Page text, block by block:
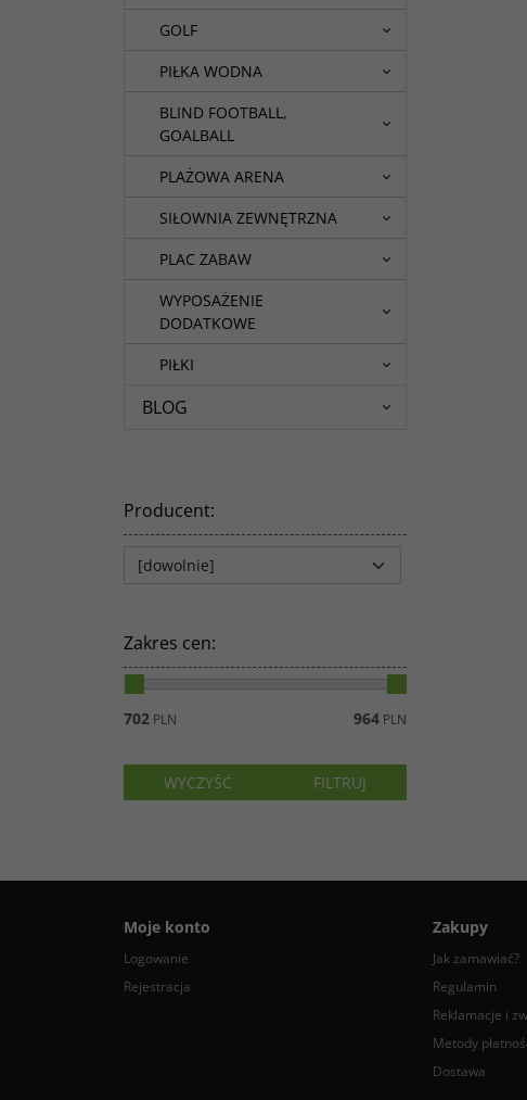
GOLF
PIŁKA WODNA
BLIND FOOTBALL,
GOALBALL
PLAŻOWA ARENA
SIŁOWNIA ZEWNĘTRZNA
PLAC ZABAW
WYPOSAŻENIE
DODATKOWE
PIŁKI
BLOG
Producent:
Zakres cen:
702 PLN 964 PLN
Moje konto
Logowanie
Rejestracja
Zakupy
Jak zamawiać?
Regulamin
Reklamacje i
Metody
Dostawa